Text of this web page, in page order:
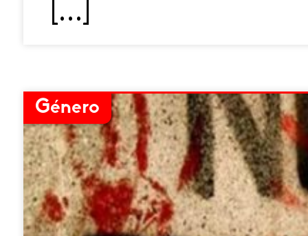
[…]
Género